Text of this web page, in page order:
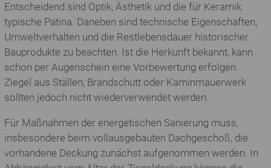
Entscheidend sind Optik, Ästhetik und die für Keramik
typische Patina. Daneben sind technische Eigenschaften,
Umweltverhalten und die Restlebensdauer historischer
Bauprodukte zu beachten. Ist die Herkunft bekannt, kann
schon per Augenschein eine Vorbewertung erfolgen.
Ziegel aus Ställen, Brandschutt oder Kaminmauerwerk
sollten jedoch nicht wiederverwendet werden.
Für Maßnahmen der energetischen Sanierung muss,
insbesondere beim vollausgebauten Dachgeschoß, die
vorhandene Deckung zunächst aufgenommen werden. In